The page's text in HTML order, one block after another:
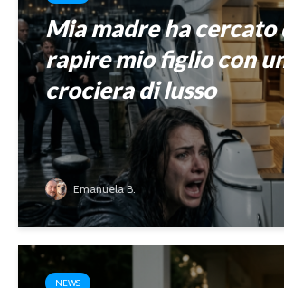
Mia madre ha cercato
rapire mio figlio con
crociera di lusso
Emanuela B.
NEWS